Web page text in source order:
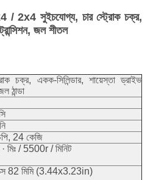
/ 2x4 সুইচযোগ্য, চার স্ট্রোক চক্র,
জল শীতল
চক্র, একক-সিলিন্ডার, শায়েস্তা ড্রাইভ
ঠান্ডা
24 কেজি
মিঃ / 5500r / মিনিট
82 মিমি (3.44x3.23in)